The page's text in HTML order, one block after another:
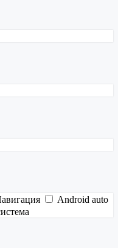
Android auto